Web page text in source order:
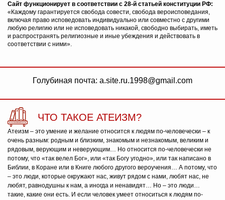
Сайт функционирует в соответствии с 28-й статьей конституции РФ:
«Каждому гарантируется свобода совести, свобода вероисповедания,
включая право исповедовать индивидуально или совместно с другими
любую религию или не исповедовать никакой, свободно выбирать, иметь
и распространять религиозные и иные убеждения и действовать в
соответствии с ними».
Голубиная почта: a.site.ru.1998@gmail.com
ЧТО ТАКОЕ АТЕИЗМ?
Атеизм – это умение и желание относится к людям по-человечески – к
очень разным: родным и близким, знакомым и незнакомым, великим и
рядовым, верующим и неверующим… Но относится по-человечески не
потому, что «так велел Бог», или «так Богу угодно», или так написано в
Библии, в Коране или в Книге любого другого вероучения… А потому, что
– это люди, которые окружают нас, живут рядом с нами, любят нас, не
любят, равнодушны к нам, а иногда и ненавидят… Но – это люди…
такие, какие они есть. И если человек умеет относиться к людям по-